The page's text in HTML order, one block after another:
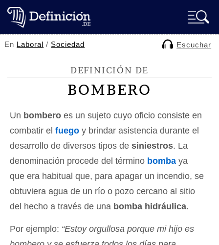
En Laboral / Sociedad Escuchar
DEFINICIÓN DE
BOMBERO
Un bombero es un sujeto cuyo oficio consiste en
combatir el fuego y brindar asistencia durante el
desarrollo de diversos tipos de siniestros. La
denominación procede del término bomba ya
que era habitual que, para apagar un incendio, se
obtuviera agua de un río o pozo cercano al sitio
del hecho a través de una bomba hidráulica.
Por ejemplo: “Estoy orgullosa porque mi hijo es